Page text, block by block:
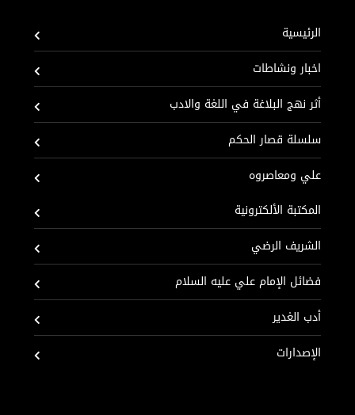
الرئيسية
اخبار ونشاطات
أثر نهج البلاغة في اللغة والادب
سلسلة قصار الحكم
علي ومعاصروه
المكتبة الألكترونية
الشريف الرضي
فضائل الإمام علي عليه السلام
أدب الغدير
الإصدارات